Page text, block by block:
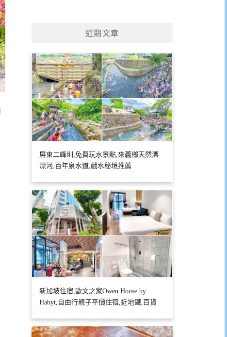
近期文章
屏東二峰圳,免費玩水景點,來義鄉天然漂
漂河,百年泉水道,戲水秘境推薦
新加坡住宿,歐文之家Owen House by
Habyt,自由行親子平價住宿,近地鐵,百貨